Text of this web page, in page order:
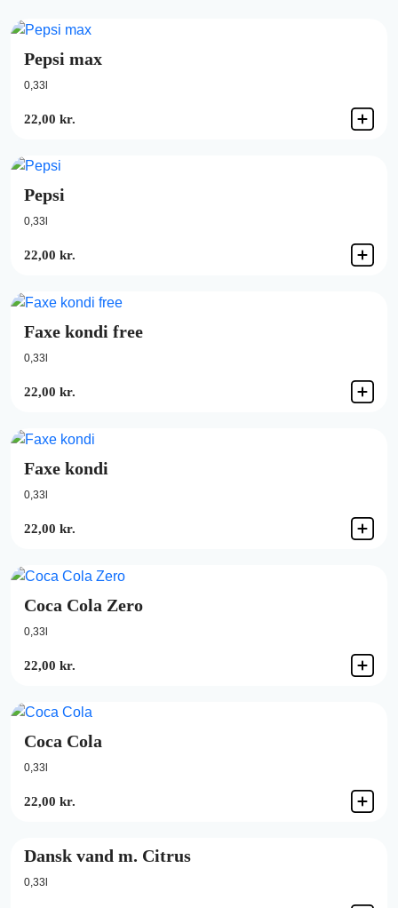
Pepsi max
0,33l
22,00 kr.
Pepsi
0,33l
22,00 kr.
Faxe kondi free
0,33l
22,00 kr.
Faxe kondi
0,33l
22,00 kr.
Coca Cola Zero
0,33l
22,00 kr.
Coca Cola
0,33l
22,00 kr.
Dansk vand m. Citrus
0,33l